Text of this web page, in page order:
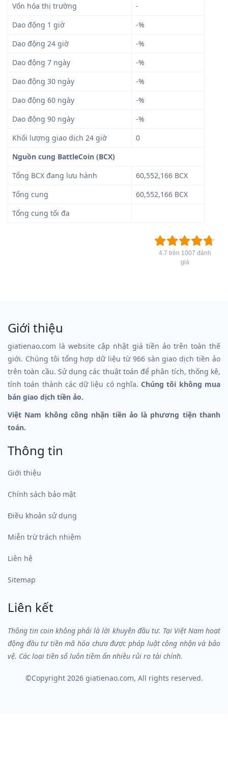
Vốn hóa thị trường
-
Dao động 1 giờ
-%
Dao động 24 giờ
-%
Dao động 7 ngày
-%
Dao động 30 ngày
-%
Dao động 60 ngày
-%
Dao động 90 ngày
-%
Khối lượng giao dịch 24 giờ
0
Nguồn cung BattleCoin (BCX)
Tổng BCX đang lưu hành
60,552,166 BCX
Tổng cung
60,552,166 BCX
Tổng cung tối đa
4.7 trên 1007 đánh
giá
Giới thiệu
giatienao.com là website cập nhật giá tiền ảo trên toàn thế
giới. Chúng tôi tổng hợp dữ liệu từ 966 sàn giao dịch tiền ảo
trên toàn cầu. Sử dụng các thuật toán để phân tích, thống kê,
tính toán thành các dữ liệu có nghĩa.Chúng tôi không mua
bán giao dịch tiền ảo.
Việt Nam không công nhận tiền ảo là phương tiện thanh
toán.
Thông tin
Giới thiệu
Chính sách bảo mật
Điều khoản sử dụng
Miễn trừ trách nhiệm
Liên hệ
Sitemap
Liên kết
Thông tin coin không phải là lời khuyên đầu tư. Tại Việt Nam hoạt
động đầu tư tiền mã hóa chưa được pháp luật công nhận và bảo
vệ. Các loại tiền số luôn tiềm ẩn nhiều rủi ro tài chính.
©Copyright 2026 giatienao.com, All rights reserved.